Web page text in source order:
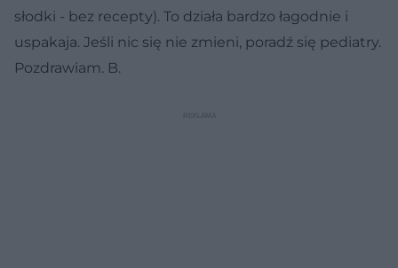
słodki - bez recepty). To działa bardzo łagodnie i
uspakaja. Jeśli nic się nie zmieni, poradź się pediatry.
Pozdrawiam. B.